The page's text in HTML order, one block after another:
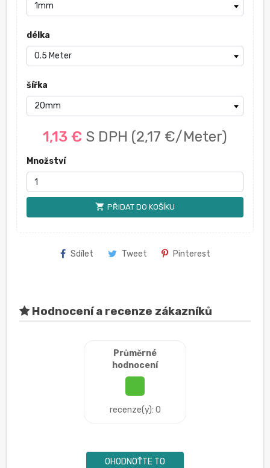
délka
šířka
1,13 € S DPH (2,17 €/Meter)
Množství
shopping_cart PŘIDAT DO KOŠÍKU
Sdílet Tweet Pinterest
Hodnocení a recenze zákazníků
Průměrné
hodnocení
recenze(y): 0
OHODNOŤTE TO